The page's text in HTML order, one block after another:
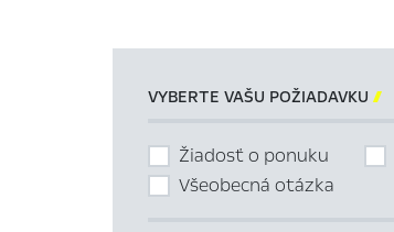
VYBERTE VAŠU POŽIADAVKU 
Žiadosť o ponuku
Všeobecná otázka